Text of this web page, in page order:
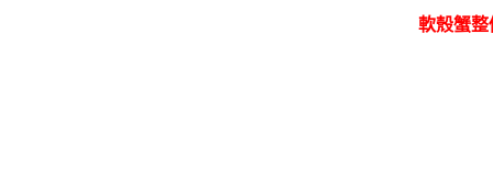
軟殼蟹整